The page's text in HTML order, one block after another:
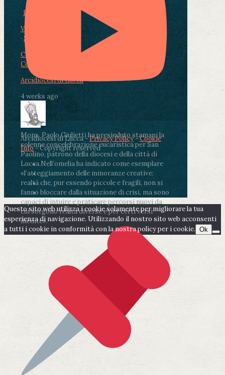
Photo
View on Facebook
· Share
Condividi su Facebook
Condividi su LinkedIn
Arcidiocesi di Lucca
4 weeks ago
Mons. Paolo Giulietti ha presieduto stamani la
solenne concelebrazione eucaristica per San
Paolino, patrono della diocesi e della città di
Lucca.Nell’omelia ha indicato come esemplare
«l’atteggiamento delle minoranze creative:
realtà che, pur essendo piccole e fragili, non si
fanno bloccare dalla situazione di crisi, ma sono
capaci di intuire e praticare percorsi nuovi da
cui sorgono realtà diverse e per certi versi
inedite».
Arcidiocesi di Lucca -Privacy Policy-Cookie
Info- Copyright reserved
Questo sito web utilizza i cookie solamente per migliorare la tua
esperienza di navigazione. Utilizzando il nostro sito web acconsenti
a tutti i cookie in conformità con la nostra policy per i cookie. Ok